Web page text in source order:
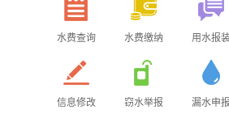
水费查询 水费缴纳 用水报
信息修改 窃水举报 漏水申报